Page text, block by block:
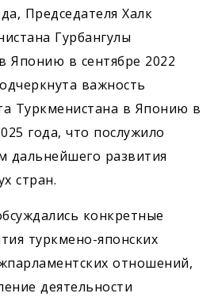
Председателя Халк
Гурбангулы
Японию в сентябре 2022
важность
Туркменистана в Японию в
года, что послужило
развития
стран.
конкретные
туркмено-японских
отношений,
деятельности